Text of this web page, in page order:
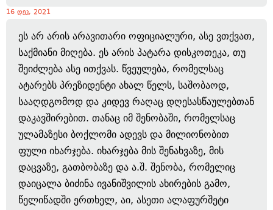
16 დეკ, 2021
ეს არ არის არავითარი ოფიციალური, ასე ვთქვათ,
საქმიანი მიღება. ეს არის პატარა დისკოთეკა, თუ
შეიძლება ასე ითქვას. წვეულება, რომელსაც
ატარებს პრეზიდენტი ახალ წელს, საშობაოდ,
სააღდგომოდ და კიდევ რაღაც დღესასწაულებთან
დაკავშირებით. თანაც იმ შენობაში, რომელსაც
ულამაზესი ბოქლომი ადევს და მილიონობით
ფული იხარჯება. იხარჯება მის შენახვაზე, მის
დაცვაზე, გათბობაზე და ა.შ. შენობა, რომელიც
დაიცალა ბიძინა ივანიშვილის ახირების გამო,
წელიწადში ერთხელ, აი, ასეთი ალაფურშეტი